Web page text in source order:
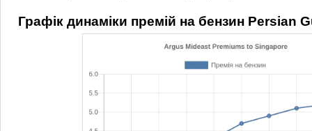
Графік динаміки премій на бензин Persian